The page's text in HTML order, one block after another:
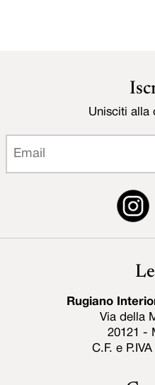
Rugiano
Via della
20121 -
C.F. e
Unisciti alla